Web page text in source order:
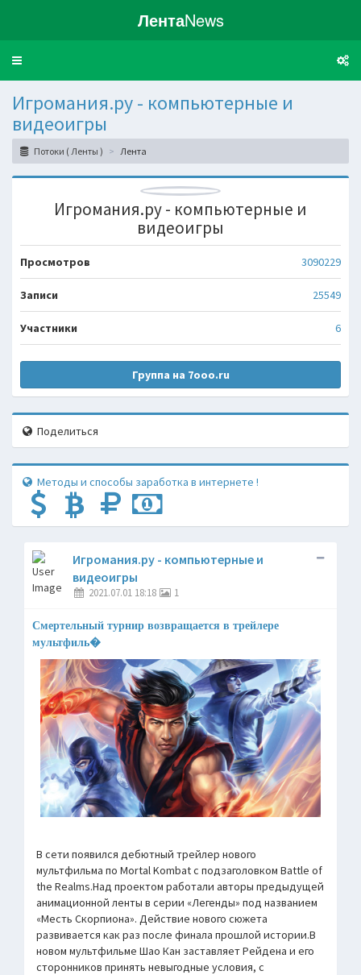
ЛентаNews
Toggle
Игромания.ру - компьютерные и
видеоигры
Потоки ( Ленты ) Лента
Игромания.ру - компьютерные и
видеоигры
Просмотров 3090229
Записи 25549
Участники 6
Группа на 7ooo.ru
Поделиться
Методы и способы заработка в интернете !
Игромания.ру - компьютерные и
видеоигры
2021.07.01 18:18 1
Смертельный турнир возвращается в трейлере
мультфиль�
В сети появился дебютный трейлер нового
мультфильма по Mortal Kombat с подзаголовком Battle of
the Realms.Над проектом работали авторы предыдущей
анимационной ленты в серии «Легенды» под названием
«Месть Скорпиона». Действие нового сюжета
развивается как раз после финала прошлой истории.В
новом мультфильме Шао Кан заставляет Рейдена и его
сторонников принять невыгодные условия, с